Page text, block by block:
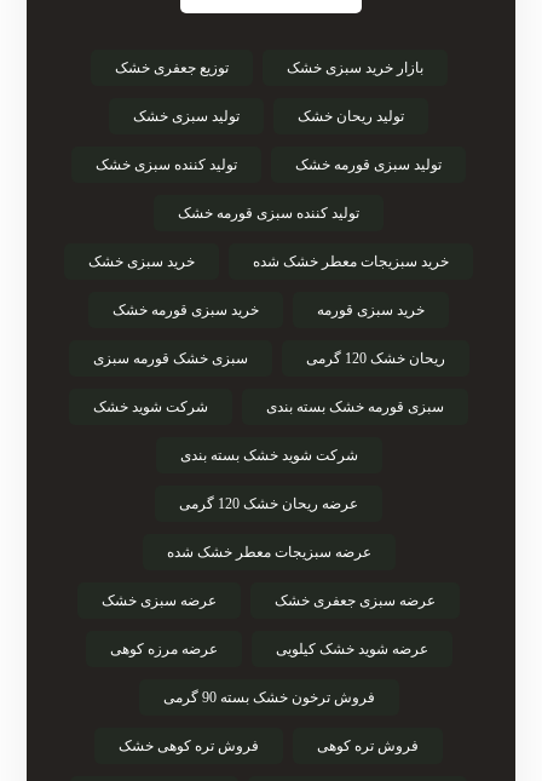
بازار خرید سبزی خشک توزیع جعفری خشک
تولید ریحان خشک تولید سبزی خشک
تولید سبزی قورمه خشک تولید کننده سبزی خشک
تولید کننده سبزی قورمه خشک
خرید سبزیجات معطر خشک شده خرید سبزی خشک
خرید سبزی قورمه خرید سبزی قورمه خشک
ریحان خشک 120 گرمی سبزی خشک قورمه سبزی
سبزی قورمه خشک بسته بندی شرکت شوید خشک
شرکت شوید خشک بسته بندی
عرضه ریحان خشک 120 گرمی
عرضه سبزیجات معطر خشک شده
عرضه سبزی جعفری خشک عرضه سبزی خشک
عرضه شوید خشک کیلویی عرضه مرزه کوهی
فروش ترخون خشک بسته 90 گرمی
فروش تره کوهی فروش تره کوهی خشک